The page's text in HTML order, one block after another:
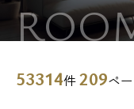
53314件209ペ